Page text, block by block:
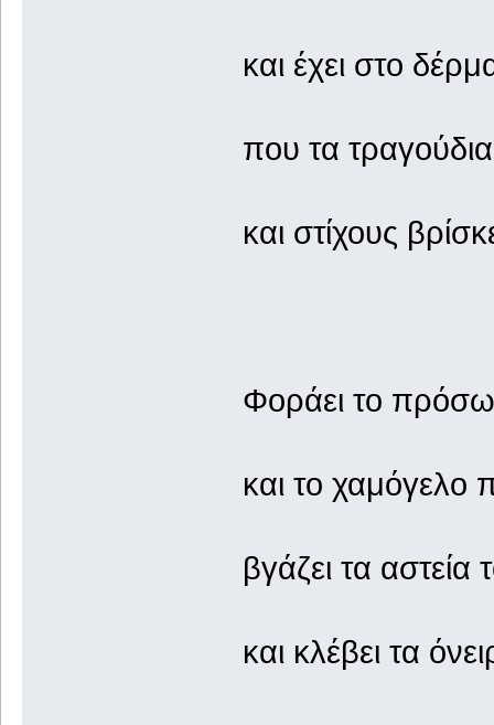
και έχει στο
που τα
και στίχους
Φοράει το
και το
βγάζει τα
και κλέβει τα